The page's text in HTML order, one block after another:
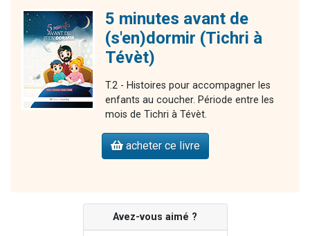
5 minutes avant de
(s'en)dormir (Tichri à
Tévèt)
T.2 - Histoires pour accompagner les
enfants au coucher. Période entre les
mois de Tichri à Tévèt.
acheter ce livre
Avez-vous aimé ?